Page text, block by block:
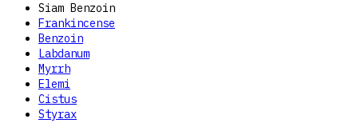
Siam Benzoin
Frankincense
Benzoin
Labdanum
Myrrh
Elemi
Cistus
Styrax